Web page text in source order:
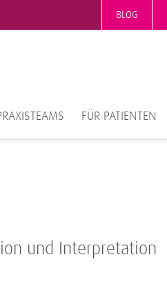
BLOG
FÜR PATIENTEN
und Interpretation